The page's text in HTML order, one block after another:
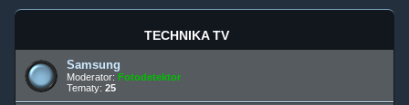
TECHNIKA TV
Samsung
Moderator: Fotodetektor
Tematy: 25